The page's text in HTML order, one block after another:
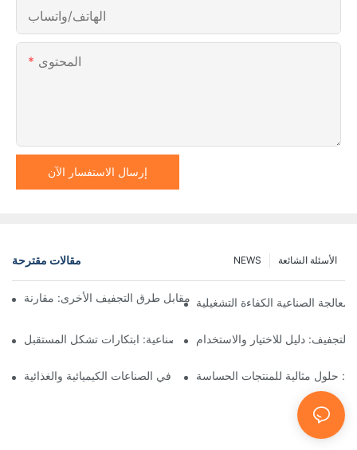
الهاتف/واتساب
المحتوى
إرسال الاستفسار الآن
مقالات مقترحة الأسئلة الشائعة NEWS
نوتش المرشحة ذات المحرك مقابل طرق التجفيف الأخرى: مقارنة
الصناعية الكفاءة التشغيلية
معدات العمليات الصناعية: ابتكارات تشكل المستقبل
دليل للاختيار والاستخدام
مرشحات نوتشه للضغط: تطبيقات في الصناعات الكيميائية والغذائية
حلول مثالية للمنتجات الحساسة